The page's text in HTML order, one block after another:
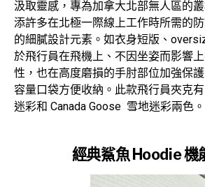
汲取靈感，專為加拿大北部無人區的
添許多在北極一際線上工作時所需的
的細膩設計元素。如衣身短版、
於飛行員在飛機上、不因坐姿而影響
性，也在高度磨損的手肘部位加強保
容量口袋方便收納。此款飛行員夾克
迷彩和 Canada Goose 雪地迷彩兩色。
經典鯊魚 Hoodie 機